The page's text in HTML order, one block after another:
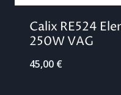
Calix RE524
250W VAG
45,00 €